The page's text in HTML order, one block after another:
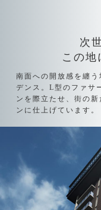
次
この地
南面への開放感を纏
デンス。L型のファサ
ンを際立たせ、街の
ンに仕上げています。